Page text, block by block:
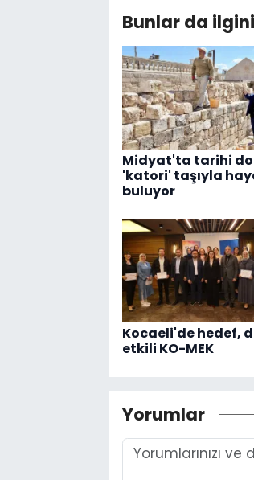
Bunlar da
Midyat'ta tarihi
'katori' taşıyla
buluyor
Kocaeli'de hedef,
etkili KO-MEK
Yorumlar